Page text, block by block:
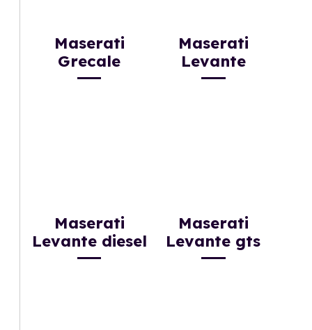
Maserati
Grecale
Maserati
Levante
Maserati
Levante diesel
Maserati
Levante gts